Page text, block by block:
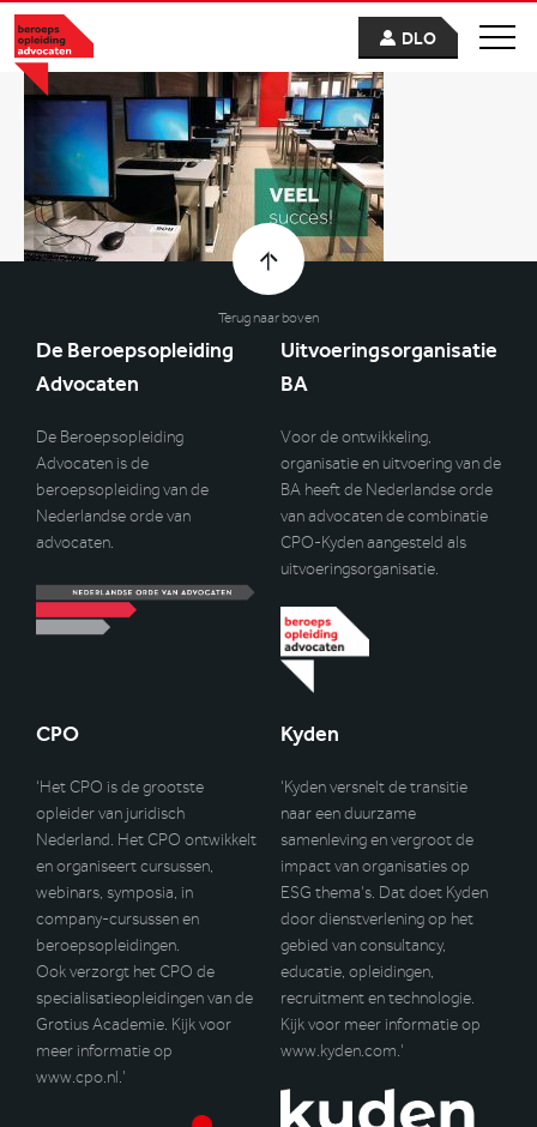
DLO
Terug naar boven
De Beroepsopleiding
Advocaten
De Beroepsopleiding
Advocaten is de
beroepsopleiding van de
Nederlandse orde van
advocaten.
Uitvoeringsorganisatie
BA
Voor de ontwikkeling,
organisatie en uitvoering van de
BA heeft de Nederlandse orde
van advocaten de combinatie
CPO-Kyden aangesteld als
uitvoeringsorganisatie.
CPO
‘Het CPO is de grootste
opleider van juridisch
Nederland. Het CPO ontwikkelt
en organiseert cursussen,
webinars, symposia, in
company-cursussen en
beroepsopleidingen.
Ook verzorgt het CPO de
specialisatieopleidingen van de
Grotius Academie. Kijk voor
meer informatie op
www.cpo.nl.’
Kyden
‘Kyden versnelt de transitie
naar een duurzame
samenleving en vergroot de
impact van organisaties op
ESG thema’s. Dat doet Kyden
door dienstverlening op het
gebied van consultancy,
educatie, opleidingen,
recruitment en technologie.
Kijk voor meer informatie op
www.kyden.com.’